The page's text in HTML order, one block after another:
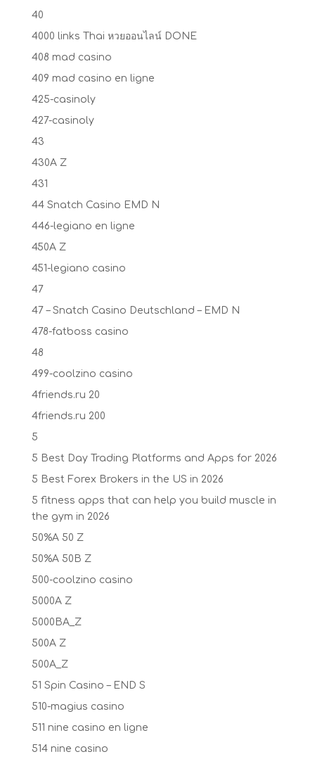
40
4000 links Thai หวยออนไลน์ DONE
408 mad casino
409 mad casino en ligne
425-casinoly
427-casinoly
43
430A Z
431
44 Snatch Casino EMD N
446-legiano en ligne
450A Z
451-legiano casino
47
47 – Snatch Casino Deutschland – EMD N
478-fatboss casino
48
499-coolzino casino
4friends.ru 20
4friends.ru 200
5
5 Best Day Trading Platforms and Apps for 2026
5 Best Forex Brokers in the US in 2026
5 fitness apps that can help you build muscle in
the gym in 2026
50%A 50 Z
50%A 50B Z
500-coolzino casino
5000A Z
5000BA_Z
500A Z
500A_Z
51 Spin Casino – END S
510-magius casino
511 nine casino en ligne
514 nine casino